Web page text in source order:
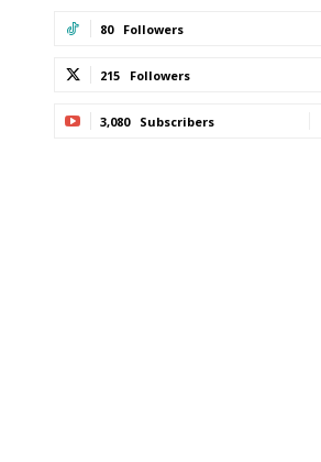
80 Followers
215 Followers
3,080 Subscribers